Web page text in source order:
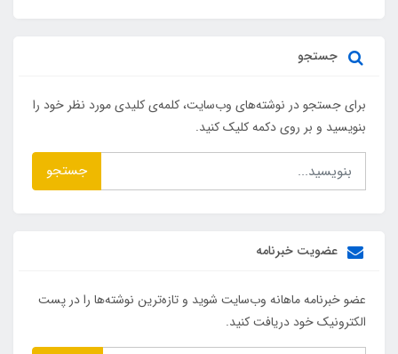
جستجو
برای جستجو در نوشته‌های وب‌سایت، کلمه‌ی کلیدی مورد نظر خود را
بنویسید و بر روی دکمه کلیک کنید.
جستجو
عضویت خبرنامه
عضو خبرنامه ماهانه وب‌سایت شوید و تازه‌ترین نوشته‌ها را در پست
الکترونیک خود دریافت کنید.